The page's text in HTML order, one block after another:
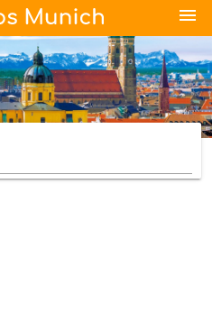
menu